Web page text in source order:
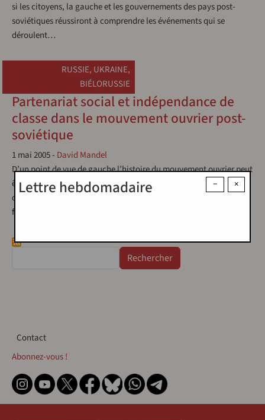
si les citoyens, la gauche et les gouvernements des pays post-
soviétiques réussiront à comprendre les événements qui se
déroulent…
RUSSIE, UKRAINE,
BIÉLORUSSIE
Partenariat social et indépendance de
classe dans le mouvement ouvrier post-
soviétique
1 mai 2005- David Mandel
D’un point de vue de gauche l’histoire du mouvement ouvrier peut
être regardée comme une longue et laborieuse lutte de la classe
ouvrière (1) pour son autodétermination, dont l’expression
finale…
×
−
Lettre hebdomadaire
Contact
Contact
Abonnez-vous !